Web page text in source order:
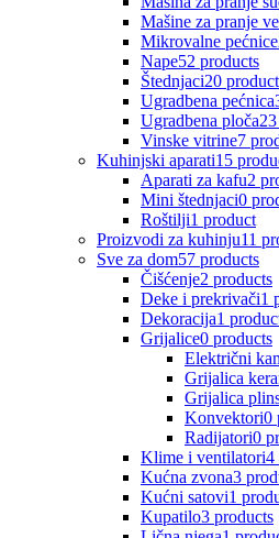
Mašine za pranje
Mikrovalne pećnice
Nape52 products
Štednjaci20
Ugradbena pećnica
Ugradbena ploča
Vinske vitrine7
Kuhinjski aparati15
Aparati za kafu2
Mini štednjaci0
Roštilji1 product
Proizvodi za kuhinju11
Sve za dom57 products
Čišćenje2 products
Deke i prekrivači1
Dekoracija1
Grijalice0 products
Električni
Grijalica
Grijalica
Konvektori0
Radijatori0
Klime i ventilatori4
Kućna zvona3
Kućni satovi1
Kupatilo3 products